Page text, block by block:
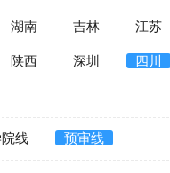
湖南 吉林 江苏
陕西 深圳 四川
线 预审线